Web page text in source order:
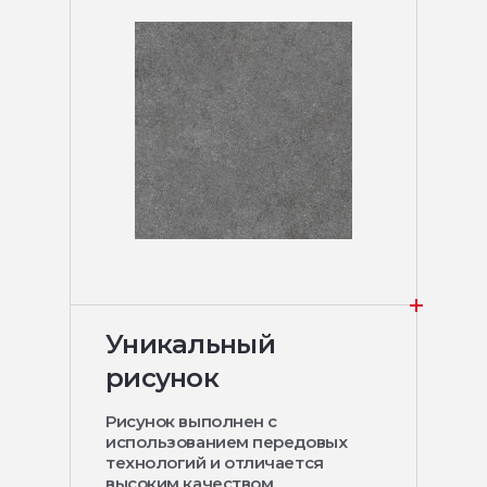
Уникальный
рисунок
Рисунок выполнен с
использованием передовых
технологий и отличается
высоким качеством